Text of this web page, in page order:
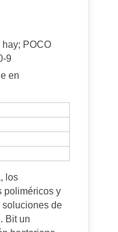
POCO
9
en
los
poliméricos y
soluciones de
Bit un